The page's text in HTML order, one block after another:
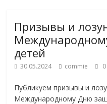
Призывы и
детей
30.05.2024 commie
Публикуем призывы и
Международному Дню